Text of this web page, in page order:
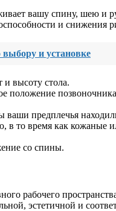
вашу спину, шею и
и снижения
и установке
и высоту стола.
предплечья
то время как кожаные
со спины.
рабочего
эстетичной и